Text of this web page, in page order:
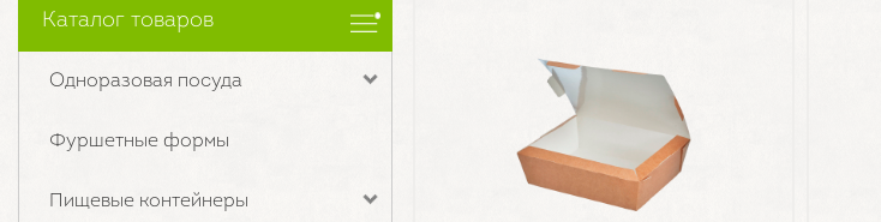
Каталог товаров
Одноразовая посуда
Фуршетные формы
Пищевые контейнеры